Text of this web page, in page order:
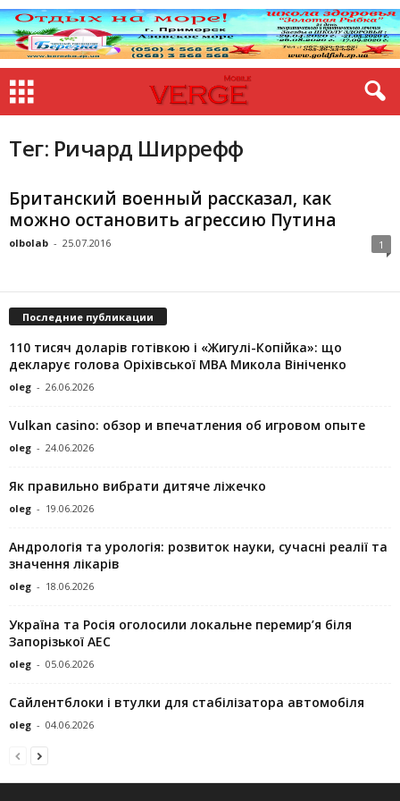
Тег: Ричард Ширрефф
Британский военный рассказал, как
можно остановить агрессию Путина
olbolab - 25.07.2016 1
Последние публикации
110 тисяч доларів готівкою і «Жигулі-Копійка»: що
декларує голова Оріхівської МВА Микола Вініченко
oleg - 26.06.2026
Vulkan casino: обзор и впечатления об игровом опыте
oleg - 24.06.2026
Як правильно вибрати дитяче ліжечко
oleg - 19.06.2026
Андрологія та урологія: розвиток науки, сучасні реалії та
значення лікарів
oleg - 18.06.2026
Україна та Росія оголосили локальне перемир’я біля
Запорізької АЕС
oleg - 05.06.2026
Сайлентблоки і втулки для стабілізатора автомобіля
oleg - 04.06.2026